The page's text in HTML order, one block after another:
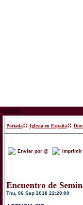
www
Portada:: Iglesia en España::
Enviar por @ Imprimir
En­cuen­tro de
Thu, 06 Sep 2018 22:28:00